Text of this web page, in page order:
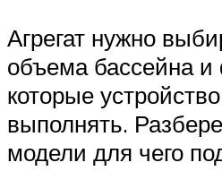
МЕНЮ
Агрегат нужно
объема бассейна и
которые
выполнять.
модели для чего